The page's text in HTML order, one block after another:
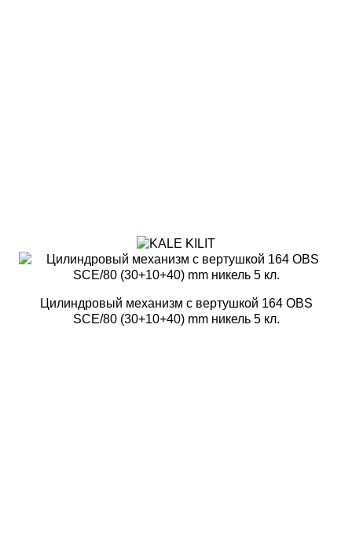
Цилиндровый механизм с вертушкой 164 OBS
SCE/80 (30+10+40) mm никель 5 кл.